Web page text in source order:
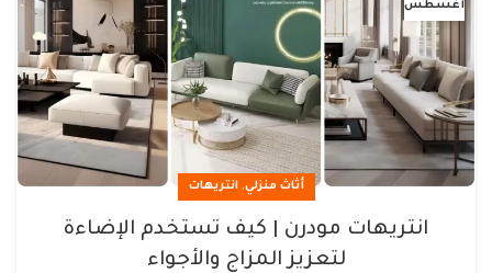
أغسطس
أثاث منزلي,انتريهات
انتريهات مودرن | كيف تستخدم الإضاءة
لتعزيز المزاج والأجواء